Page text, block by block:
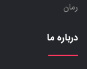
رمان
درباره ما